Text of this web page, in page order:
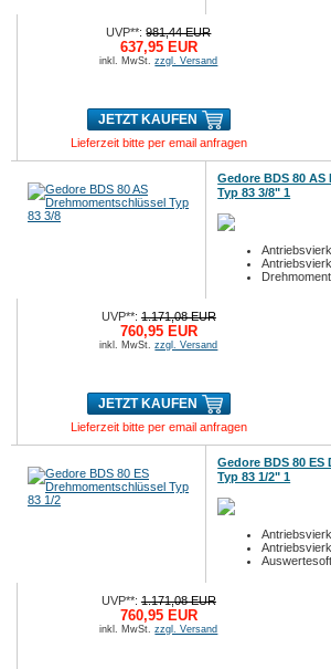
UVP**:981,44 EUR
637,95 EUR
inkl. MwSt.zzgl. Versand
JETZT KAUFEN
Lieferzeit bitte per email anfragen
Gedore BDS 80
Typ 83 3/8" 1
UVP**:1.171,08 EUR
760,95 EUR
inkl. MwSt.zzgl. Versand
JETZT KAUFEN
Lieferzeit bitte per email anfragen
Gedore BDS 80
Typ 83 1/2" 1
UVP**:1.171,08 EUR
760,95 EUR
inkl. MwSt.zzgl. Versand